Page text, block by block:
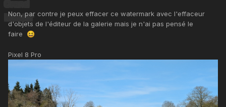
Non, par contre je peux effacer ce watermark avec l'effaceur
d'objets de l'éditeur de la galerie mais je n'ai pas pensé le
faire 😆
Pixel 8 Pro